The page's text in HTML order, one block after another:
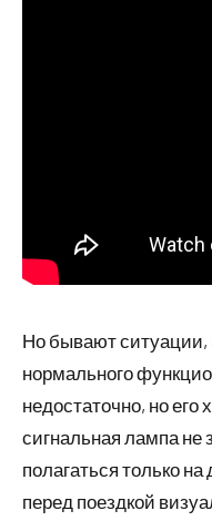
Но бывают ситуации,
нормального
недостаточно, но его
сигнальная лампа не
полагаться только
перед поездкой